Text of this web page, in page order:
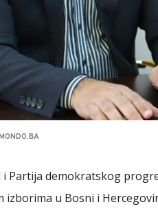
i Partija demokratskog
izborima u Bosni i